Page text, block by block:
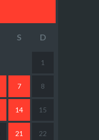
S D
1
7 8
14 15
21 22